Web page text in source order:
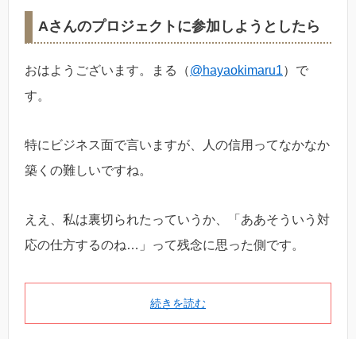
Aさんのプロジェクトに参加しようとしたら
おはようございます。まる（@hayaokimaru1）で
す。
特にビジネス面で言いますが、人の信用ってなかなか
築くの難しいですね。
ええ、私は裏切られたっていうか、「ああそういう対
応の仕方するのね…」って残念に思った側です。
続きを読む